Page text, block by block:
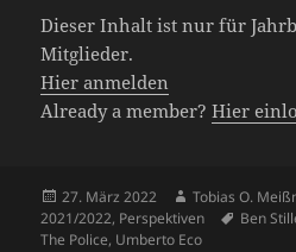
Dieser Inhalt ist nur für
Mitglieder.
Hier anmelden
Already a member?Hier
Veröffentlicht
am
27. März 2022 Autor
Tobias O.
2021/2022, Perspektiven Ben
The Police, Umberto Eco